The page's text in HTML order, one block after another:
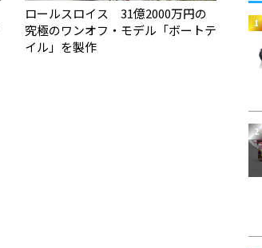
ロールスロイス 31億2000万円の
究極のワンオフ・モデル「ボートテ
イル」を製作